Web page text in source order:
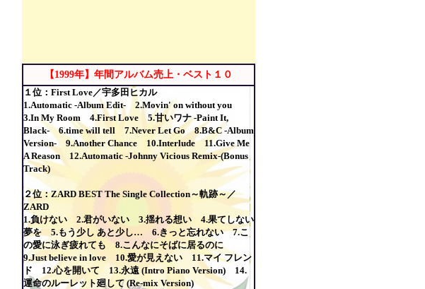
【1999年】年間アルバム売上・ベスト１０
１位：First Love／宇多田ヒカル
1.Automatic -Album Edit- 2.Movin' on without you
3.In My Room 4.First Love 5.甘いワナ -Paint It,
Black- 6.time will tell 7.Never Let Go 8.B&C -Album
Version- 9.Another Chance 10.Interlude 11.Give Me
A Reason 12.Automatic -Johnny Vicious Remix-(Bonus
Track)
２位：ZARD BEST The Single Collection～軌跡～／
ZARD
1.負けない 2.君がいない 3.揺れる想い 4.果てしない
夢を 5.もう少し あと少し… 6.きっと忘れない 7.こ
の愛に泳ぎ疲れても 8.こんなにそばに居るのに
9.Just believe in love 10.愛が見えない 11.マイ フレン
ド 12.心を開いて 13.永遠 (Intro Piano Version) 14.
運命のルーレット廻して (Re-mix Version)